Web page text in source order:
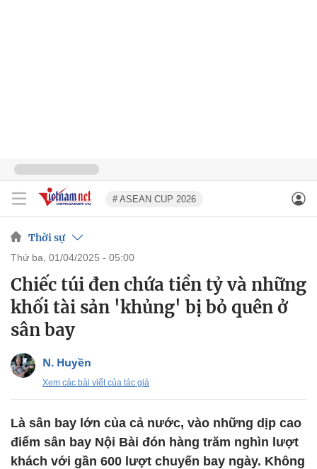
# ASEAN CUP 2026
Thời sự
thứ ba, 01/04/2025 - 05:00
Chiếc túi đen chứa tiền tỷ và những
khối tài sản 'khủng' bị bỏ quên ở
sân bay
N. Huyền
Xem các bài viết của tác giả
Là sân bay lớn của cả nước, vào những dịp cao
điểm sân bay Nội Bài đón hàng trăm nghìn lượt
khách với gần 600 lượt chuyến bay ngày. Không